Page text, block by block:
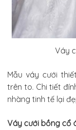
Váy
Mẫu váy cưới
trên to. Chi tiết
nhàng tinh tế lại
Váy cưới bồng cổ